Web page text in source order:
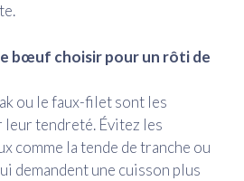
bœuf choisir pour un rôti de
ou le faux-filet sont les
tendreté. Évitez les
comme la tende de tranche ou
demandent une cuisson plus